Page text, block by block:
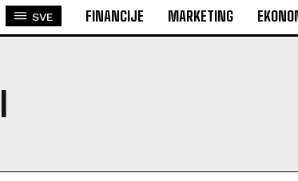
SVE FINANCIJE MARKETING